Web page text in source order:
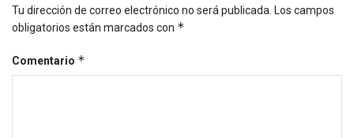
Tu dirección de correo electrónico no será publicada. Los campos
obligatorios están marcados con *
Comentario *